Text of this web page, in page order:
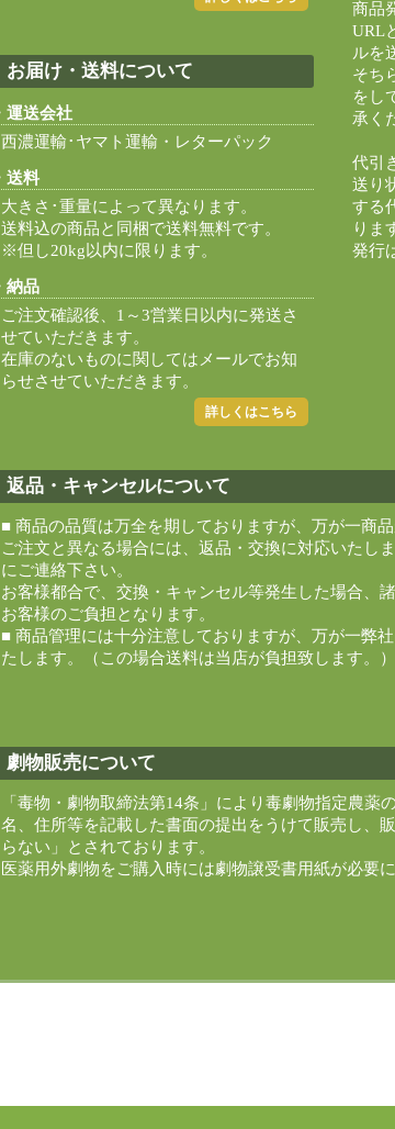
お届け・送料について
運送会社
西濃運輸･ヤマト運輸・レターパック
送料
大きさ･重量によって異なります。
送料込の商品と同梱で送料無料です。
※但し20kg以内に限ります。
納品
ご注文確認後、1～3営業日以内に発送さ
せていただきます。
在庫のないものに関してはメールでお知
らせさせていただきます。
詳しくはこちら
商品
URL
ルを
そち
をし
承く
代引
送り
する
りま
発行
返品・キャンセルについて
■ 商品の品質は万全を期しておりますが、万が一商
ご注文と異なる場合には、返品・交換に対応いたし
にご連絡下さい。
お客様都合で、交換・キャンセル等発生した場合、
お客様のご負担となります。
■ 商品管理には十分注意しておりますが、万が一弊
たします。（この場合送料は当店が負担致します。）
劇物販売について
「毒物・劇物取締法第14条」により毒劇物指定農薬
名、住所等を記載した書面の提出をうけて販売し、
らない」とされております。
医薬用外劇物をご購入時には劇物譲受書用紙が必要